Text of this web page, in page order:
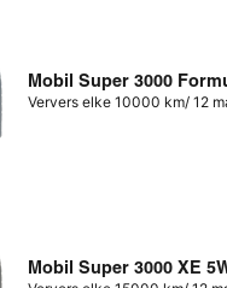
Mobil Super 3000
Ververs elke 10000 km/ 12
Mobil Super 3000 XE